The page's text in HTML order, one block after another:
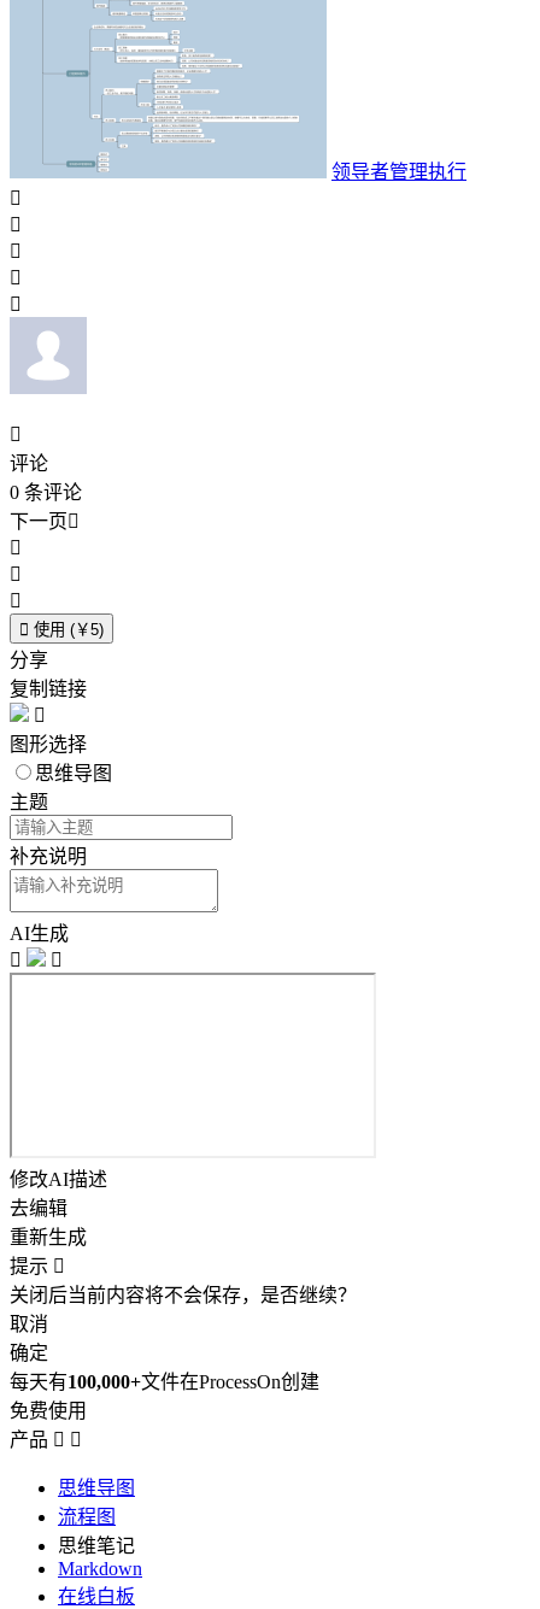
领导者管理执行






评论
0 条评论
下一页



 使用 (￥5)
分享
复制链接

图形选择
思维导图
主题
补充说明
AI生成


修改AI描述
去编辑
重新生成
提示 
关闭后当前内容将不会保存，是否继续？
取消
确定
每天有100,000+文件在ProcessOn创建
免费使用
产品  
思维导图
流程图
思维笔记
Markdown
在线白板